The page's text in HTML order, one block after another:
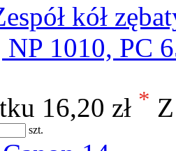
kół
1010, PC
16,20 zł *
szt.